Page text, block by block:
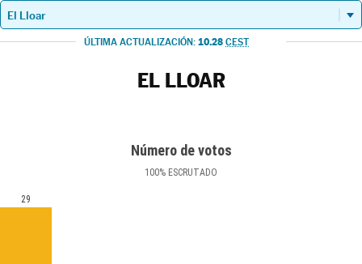
ÚLTIMA ACTUALIZACIÓN: 10.28 CEST
EL LLOAR
Número de votos
100% ESCRUTADO
29